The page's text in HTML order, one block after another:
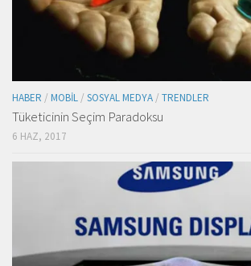
HABER / MOBIL / SOSYAL MEDYA / TRENDLER
Tüketicinin Seçim Paradoksu
6 HAZ, 2017